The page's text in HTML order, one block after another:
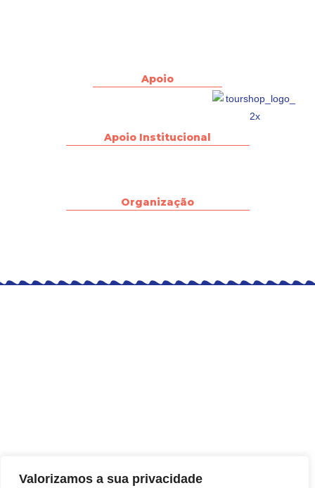
Valorizamos a sua privacidade
Apoio
Apoio Institucional
Organização